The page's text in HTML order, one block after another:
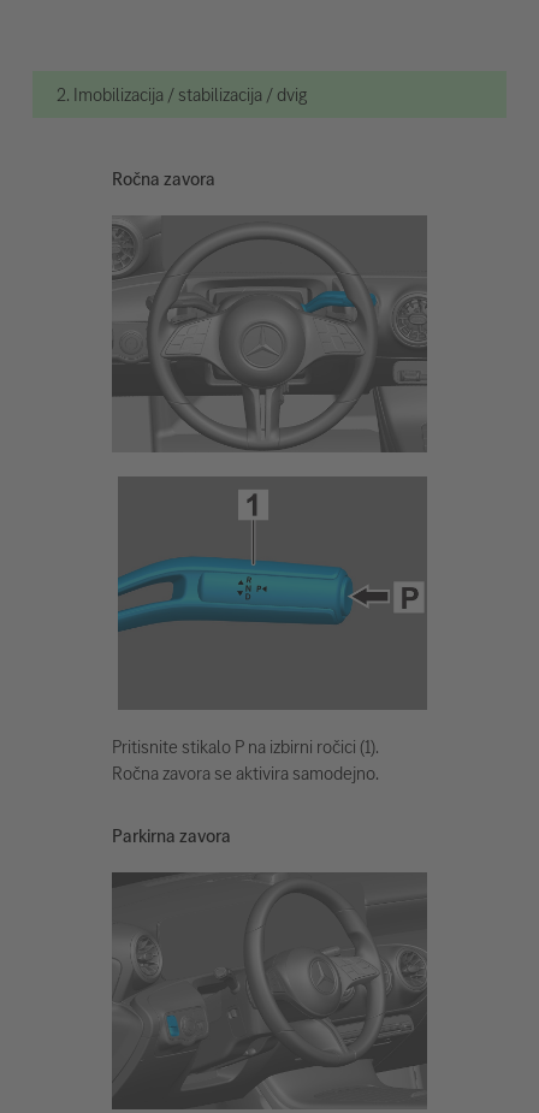
2. Imobilizacija / stabilizacija / dvig
Ročna zavora
Pritisnite stikalo P na izbirni ročici (1).
Ročna zavora se aktivira samodejno.
Parkirna zavora